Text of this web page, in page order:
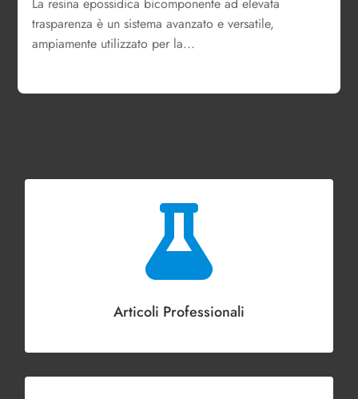
trasparenza è un sistema avanzato e versatile,
ampiamente utilizzato per la...

Articoli Professionali